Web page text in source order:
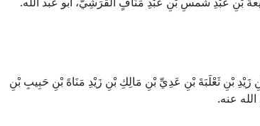
زَيْدِ بْنِ ثَعْلَبَةَ بْنِ عَدِيِّ بْنِ مَالِكِ بْنِ زَيْدِ مَنَاةَ بْنِ حَبِيبِ بْنِ
عنه.